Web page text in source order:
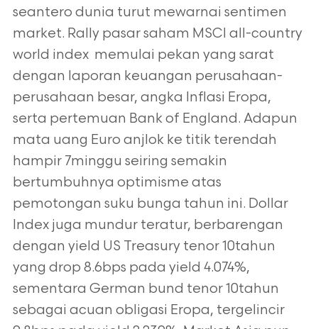
seantero dunia turut mewarnai sentimen
market. Rally pasar saham MSCI all-country
world index memulai pekan yang sarat
dengan laporan keuangan perusahaan-
perusahaan besar, angka Inflasi Eropa,
serta pertemuan Bank of England. Adapun
mata uang Euro anjlok ke titik terendah
hampir 7minggu seiring semakin
bertumbuhnya optimisme atas
pemotongan suku bunga tahun ini. Dollar
Index juga mundur teratur, berbarengan
dengan yield US Treasury tenor 10tahun
yang drop 8.6bps pada yield 4.074%,
sementara German bund tenor 10tahun
sebagai acuan obligasi Eropa, tergelincir